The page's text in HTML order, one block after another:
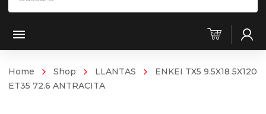
Home Shop LLANTAS
ENKEI TX5 9.5X18 5X120
ET35 72.6 ANTRACITA